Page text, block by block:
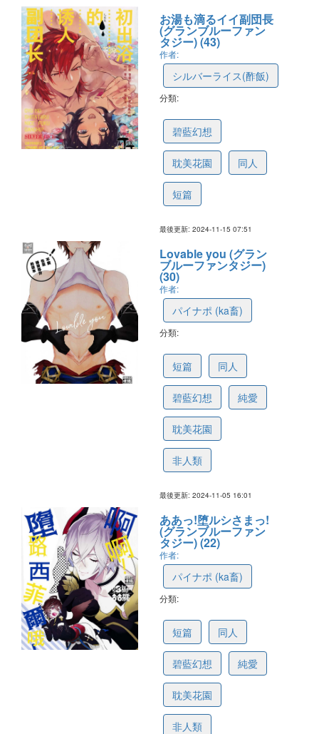
お湯も滴るイイ副団長
(グランブルーファン
タジー) (43)
作者:
シルバーライス(酢飯)
分類:
碧藍幻想
耽美花園 同人
短篇
最後更新: 2024-11-15 07:51
Lovable you (グラン
ブルーファンタジー)
(30)
作者:
パイナポ (ka畜)
分類:
短篇 同人
碧藍幻想 純愛
耽美花園
非人類
最後更新: 2024-11-05 16:01
ああっ!堕ルシさまっ!
(グランブルーファン
タジー) (22)
作者:
パイナポ (ka畜)
分類:
短篇 同人
碧藍幻想 純愛
耽美花園
非人類